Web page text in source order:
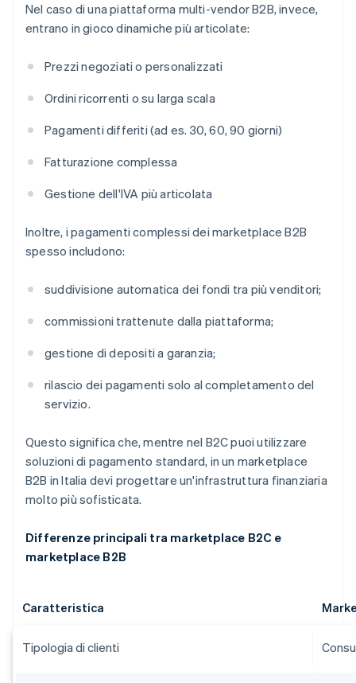
Nel caso di una piattaforma multi-vendor B2B, invece,
entrano in gioco dinamiche più articolate:
Prezzi negoziati o personalizzati
Ordini ricorrenti o su larga scala
Pagamenti differiti (ad es. 30, 60, 90 giorni)
Fatturazione complessa
Gestione dell'IVA più articolata
Inoltre, i pagamenti complessi dei marketplace B2B
spesso includono:
suddivisione automatica dei fondi tra più venditori;
commissioni trattenute dalla piattaforma;
gestione di depositi a garanzia;
rilascio dei pagamenti solo al completamento del
servizio.
Questo significa che, mentre nel B2C puoi utilizzare
soluzioni di pagamento standard, in un marketplace
B2B in Italia devi progettare un'infrastruttura finanziaria
molto più sofisticata.
Differenze principali tra marketplace B2C e
marketplace B2B
Caratteristica
Tipologia di clienti